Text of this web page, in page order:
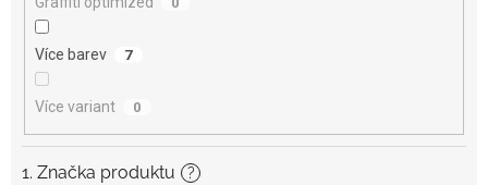
Více barev 7
Více variant 0
1. Značka produktu ?